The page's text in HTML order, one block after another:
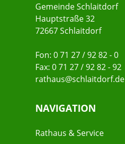
Gemeinde Schlaitdorf
Hauptstraße 32
72667 Schlaitdorf
Fon: 0 71 27 / 92 82 - 0
Fax: 0 71 27 / 92 82 - 92
rathaus@schlaitdorf.de
NAVIGATION
Rathaus & Service